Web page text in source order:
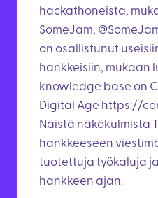
hackathoneista,
SomeJam,
on osallistunut
hankkeisiin, mukaan
knowledge base on
Digital Age https://
Näistä näkökulmista
hankkeeseen
tuotettuja työkaluja
hankkeen ajan.